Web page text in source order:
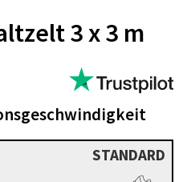
3 x 3 m
STANDARD